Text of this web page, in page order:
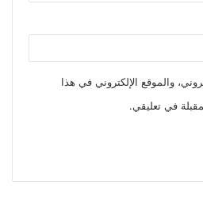
والموقع الإلكتروني في هذا
في تعليقي.